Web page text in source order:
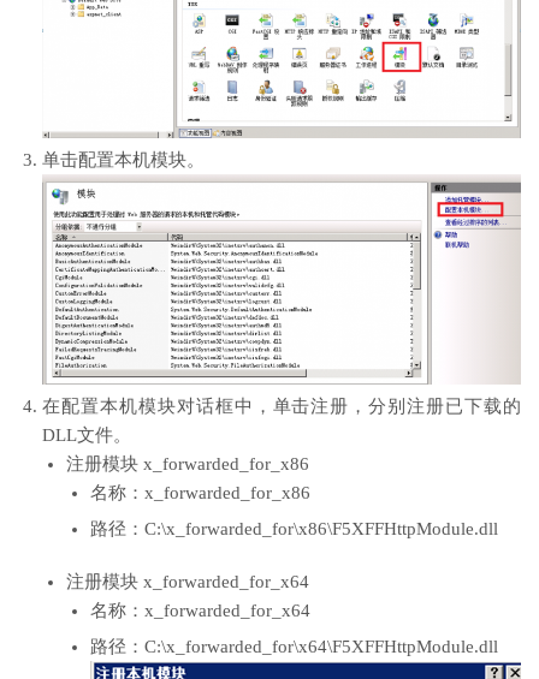
单击配置本机模块。
在配置本机模块对话框中，单击注册 ，分别注册已下载的
DLL文件。
注册模块 x_forwarded_for_x86
名称 ：x_forwarded_for_x86
路径 ： C:\x_forwarded_for\x86\F5XFFHttpModule.dll
注册模块 x_forwarded_for_x64
名称 ：x_forwarded_for_x64
路径 ： C:\x_forwarded_for\x64\F5XFFHttpModule.dll